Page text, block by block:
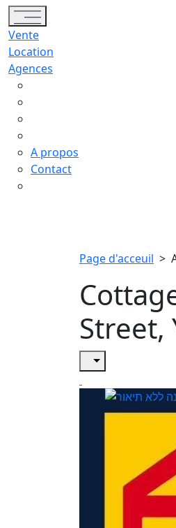
Toggle navigation
Vente
Location
Agences
A propos
Contact
Page d'acceuil >
Street,